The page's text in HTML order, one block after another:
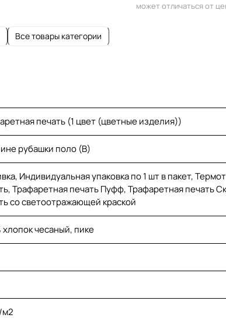
Все товары категории
может отличаться от
печать (1 цвет (цветные изделия))
рубашки поло (B)
Индивидуальная упаковка по 1 шт в пакет,
Трафаретная печать Пуфф, Трафаретная печать
со светоотражающей краской
хлопок чесаный, пике
м2